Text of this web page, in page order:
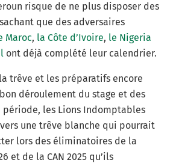
risque de ne plus disposer des
que des adversaires
Maroc, la Côte d’Ivoire, le Nigeria
ont déjà complété leur calendrier.
trêve et les préparatifs encore
déroulement du stage et des
les Lions Indomptables
une trêve blanche qui pourrait
lors des éliminatoires de la
et de la CAN 2025 qu’ils